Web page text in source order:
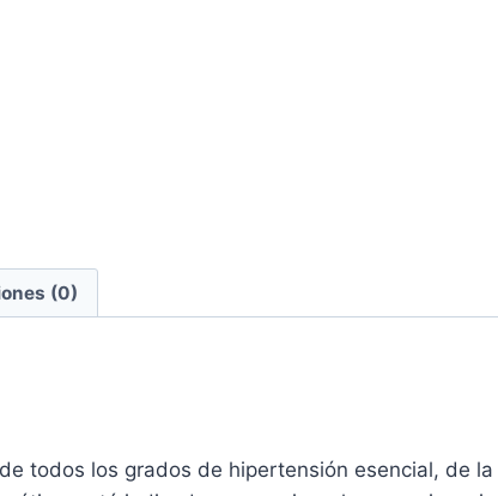
(0)
todos los grados de hipertensión esencial, de